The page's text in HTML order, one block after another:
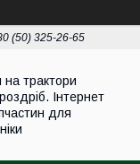
(50) 325-26-65
на трактори
Інтернет
для